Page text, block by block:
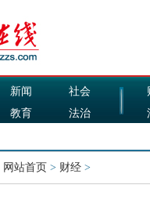
新闻
社会
教育
法治
网站首页 > 财经 >